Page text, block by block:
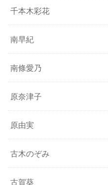
千本木彩花
南早紀
南條愛乃
原奈津子
原由実
古木のぞみ
古賀葵